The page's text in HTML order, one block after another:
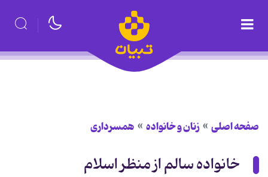
صفحه اصلی زنان و خانواده همسرداری
خانواده سالم از منظر اسلام